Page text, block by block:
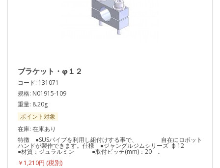
ブラケット・φ１２
コード: 131071
規格: N01915-109
重量: 8.20g
ポイント対象
在庫: 在庫あり
特徴 ●SUSパイプを利用し組付けする事で、 自在にロボット
ハンドが製作できます。仕様 ●ジャングルジムシリーズ ф 12
●材質：ジュラルミン ●取付ピッチ(mm)：20 ..
￥1,210円